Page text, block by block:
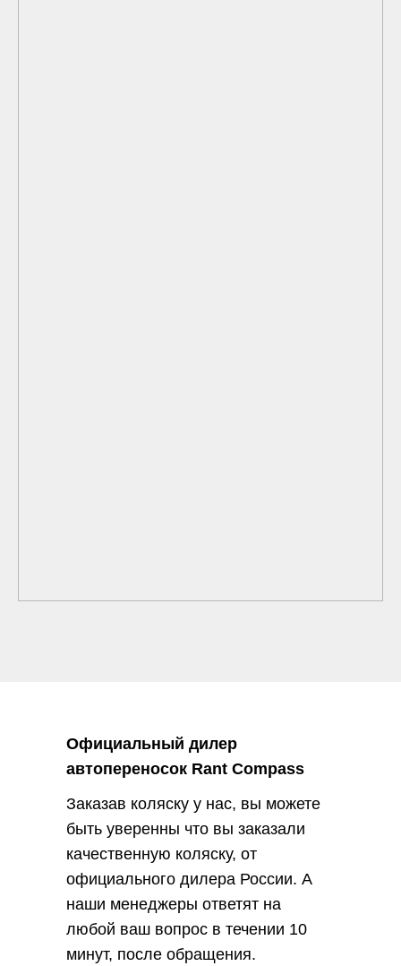
Официальный дилер
автопереносок Rant Compass
Заказав коляску у нас, вы можете
быть уверенны что вы заказали
качественную коляску, от
официального дилера России. А
наши менеджеры ответят на
любой ваш вопрос в течении 10
минут, после обращения.